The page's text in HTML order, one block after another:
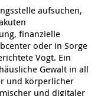
Straße
/
aufsuchen,
finanzielle
oder in Sorge
Vogt. Ein
Gewalt in all
und körperlicher
und digitaler